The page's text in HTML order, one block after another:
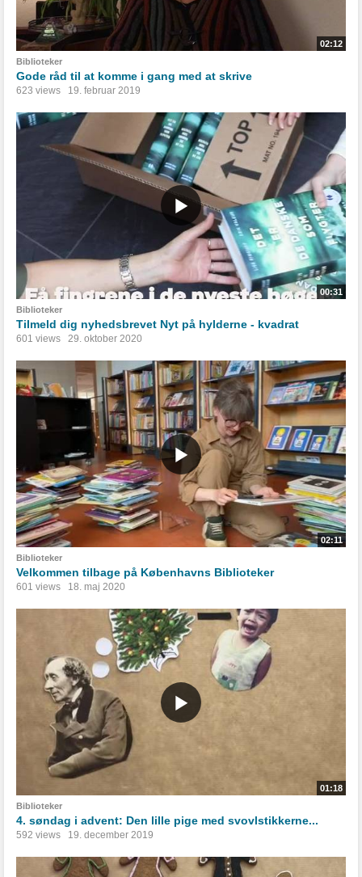
02:12
Biblioteker
Gode råd til at komme i gang med at skrive
623 views 19. februar 2019
00:31
Biblioteker
Tilmeld dig nyhedsbrevet Nyt på hylderne - kvadrat
601 views 29. oktober 2020
02:11
Biblioteker
Velkommen tilbage på Københavns Biblioteker
601 views 18. maj 2020
01:18
Biblioteker
4. søndag i advent: Den lille pige med svovlstikkerne...
592 views 19. december 2019